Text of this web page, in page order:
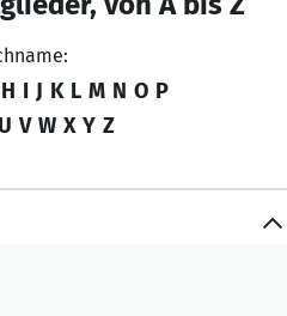
H I J K L M N O P
U V W X Y Z